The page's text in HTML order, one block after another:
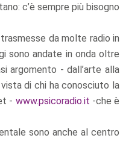
c’è sempre più bisogno
da molte radio in
sono andate in onda oltre
argomento - dall’arte alla
di chi ha conosciuto la
- www.psicoradio.it -che è
sono anche al centro